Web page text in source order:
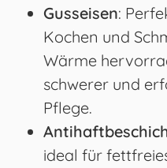
Gusseisen:
Kochen und
Wärme
schwerer und
Pflege.
ideal für